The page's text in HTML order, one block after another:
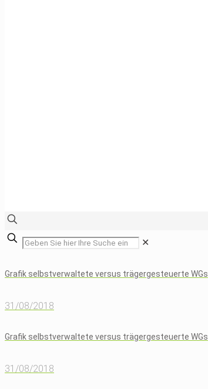
✕
Grafik selbstverwaltete versus trägergesteuerte WGs
31/08/2018
Grafik selbstverwaltete versus trägergesteuerte WGs
31/08/2018